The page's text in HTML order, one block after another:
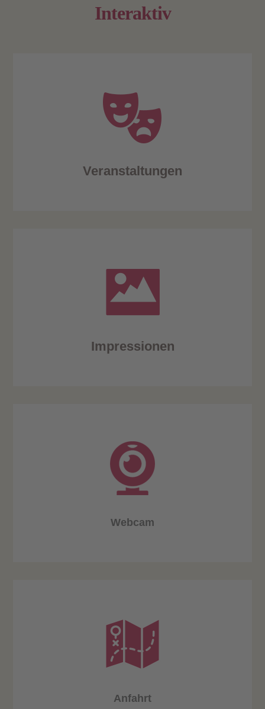
Interaktiv
Veranstaltungen
Impressionen
Webcam
Anfahrt